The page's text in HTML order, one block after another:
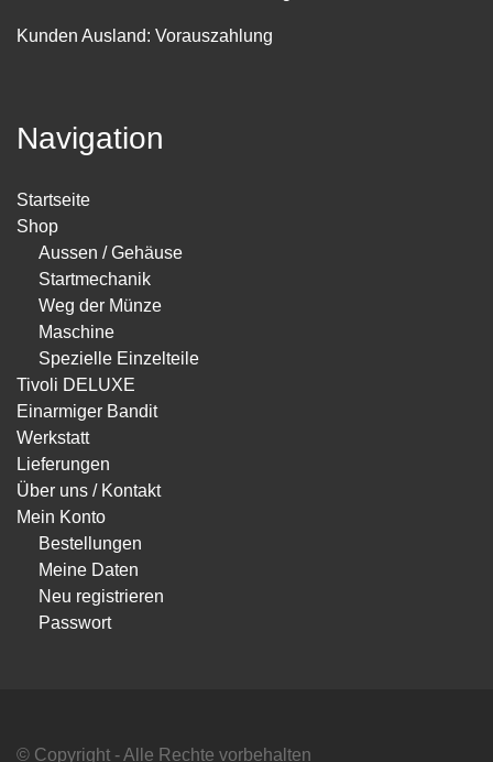
Kunden Ausland: Vorauszahlung
Navigation
Startseite
Shop
Aussen / Gehäuse
Startmechanik
Weg der Münze
Maschine
Spezielle Einzelteile
Tivoli DELUXE
Einarmiger Bandit
Werkstatt
Lieferungen
Über uns / Kontakt
Mein Konto
Bestellungen
Meine Daten
Neu registrieren
Passwort
© Copyright - Alle Rechte vorbehalten